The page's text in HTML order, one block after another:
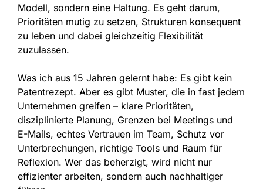
Modell, sondern eine Haltung. Es geht darum,
Prioritäten mutig zu setzen, Strukturen konsequent
zu leben und dabei gleichzeitig Flexibilität
zuzulassen.
Was ich aus 15 Jahren gelernt habe: Es gibt kein
Patentrezept. Aber es gibt Muster, die in fast jedem
Unternehmen greifen – klare Prioritäten,
disziplinierte Planung, Grenzen bei Meetings und
E-Mails, echtes Vertrauen im Team, Schutz vor
Unterbrechungen, richtige Tools und Raum für
Reflexion. Wer das beherzigt, wird nicht nur
effizienter arbeiten, sondern auch nachhaltiger